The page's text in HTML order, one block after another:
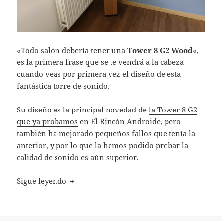
«Todo salón debería tener unaTower 8 G2 Wood«,
es la primera frase que se te vendrá a la cabeza
cuando veas por primera vez el diseño de esta
fantástica torre de sonido.
Su diseño es la principal novedad dela Tower 8 G2
que ya probamos en El Rincón Androide, pero
también ha mejorado pequeños fallos que tenía la
anterior, y por lo que la hemos podido probar la
calidad de sonido es aún superior.
Sigue leyendo Probamos la Energy Tower 8 G2 Wood,